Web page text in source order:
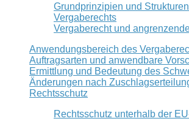
Grundprinzipien und
Vergaberechts
Vergaberecht und
Anwendungsbereich des
Auftragsarten und anwendbare
Ermittlung und Bedeutung des
Änderungen nach
Rechtsschutz
Rechtsschutz unterhalb der